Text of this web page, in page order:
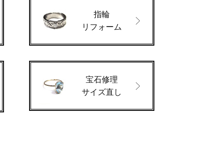
指輪
リフォーム
宝石修理
サイズ直し